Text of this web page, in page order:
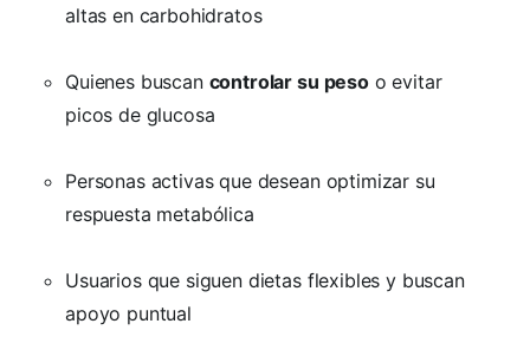
altas en carbohidratos
Quienes buscan controlar su pesoo evitar
picos de glucosa
Personas activas que desean optimizar su
respuesta metabólica
Usuarios que siguen dietas flexibles y buscan
apoyo puntual